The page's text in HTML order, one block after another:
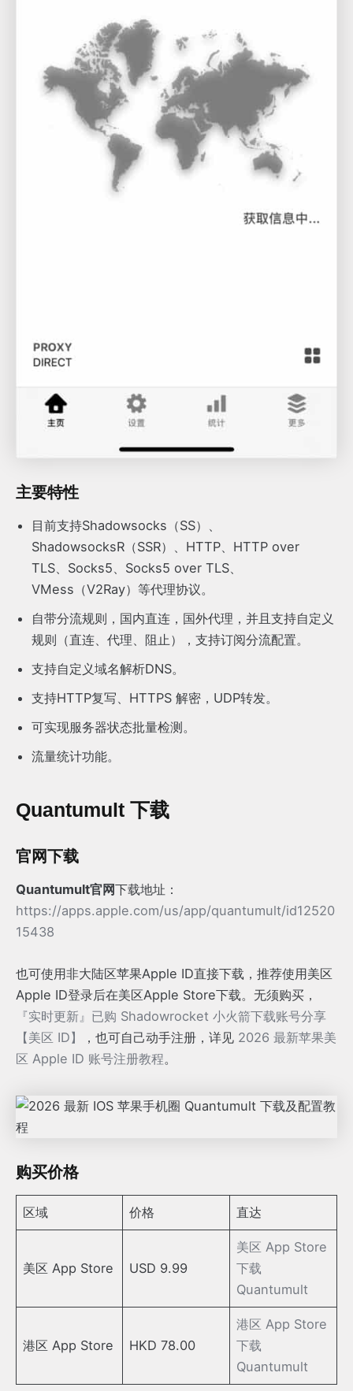
主要特性
目前支持Shadowsocks（SS）、
ShadowsocksR（SSR）、HTTP、HTTP over
TLS、Socks5、Socks5 over TLS、
VMess（V2Ray）等代理协议。
自带分流规则，国内直连，国外代理，并且支持自定义
规则（直连、代理、阻止），支持订阅分流配置。
支持自定义域名解析DNS。
支持HTTP复写、HTTPS 解密，UDP转发。
可实现服务器状态批量检测。
流量统计功能。
Quantumult 下载
官网下载
Quantumult官网下载地址：
https://apps.apple.com/us/app/quantumult/id12520
15438
也可使用非大陆区苹果Apple ID直接下载，推荐使用美区
Apple ID登录后在美区Apple Store下载。无须购买，
『实时更新』已购 Shadowrocket 小火箭下载账号分享
【美区 ID】
，也可自己动手注册，详见 2026 最新苹果美
区 Apple ID 账号注册教程。
购买价格
区域 价格 直达
美区 App Store USD 9.99
美区 App Store
下载
Quantumult
港区 App Store HKD 78.00
港区 App Store
下载
Quantumult